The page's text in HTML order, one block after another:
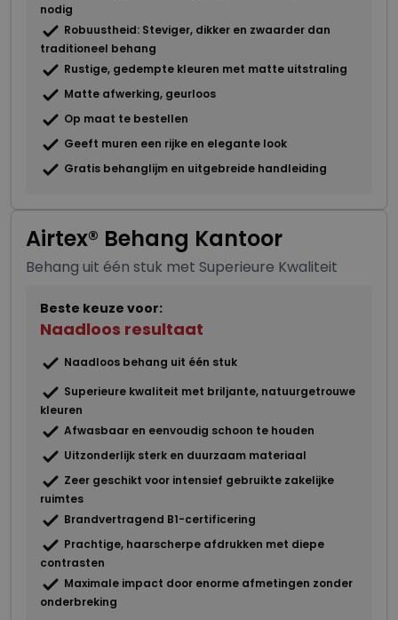
Airtex® Behang Kantoor
Behang uit één stuk met Superieure Kwaliteit
Beste keuze voor:
Naadloos resultaat
Naadloos behang uit één stuk
Superieure kwaliteit met briljante, natuurgetrouwe
kleuren
Afwasbaar en eenvoudig schoon te houden
Uitzonderlijk sterk en duurzaam materiaal
Zeer geschikt voor intensief gebruikte zakelijke
ruimtes
Brandvertragend B1-certificering
Prachtige, haarscherpe afdrukken met diepe
contrasten
Maximale impact door enorme afmetingen zonder
onderbreking
nodig
Robuustheid: Steviger, dikker en zwaarder dan
traditioneel behang
Rustige, gedempte kleuren met matte uitstraling
Matte afwerking, geurloos
Op maat te bestellen
Geeft muren een rijke en elegante look
Gratis behanglijm en uitgebreide handleiding